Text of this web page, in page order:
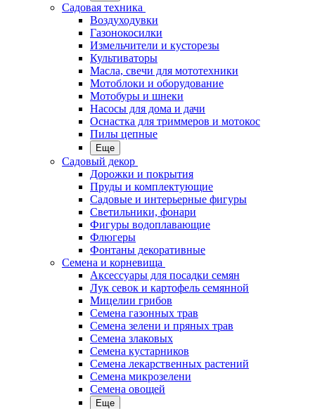
Садовая техника
Воздуходувки
Газонокосилки
Измельчители и кусторезы
Культиваторы
Масла, свечи для мототехники
Мотоблоки и оборудование
Мотобуры и шнеки
Насосы для дома и дачи
Оснастка для триммеров и мотокос
Пилы цепные
Еще
Садовый декор
Дорожки и покрытия
Пруды и комплектующие
Садовые и интерьерные фигуры
Светильники, фонари
Фигуры водоплавающие
Флюгеры
Фонтаны декоративные
Семена и корневища
Аксессуары для посадки семян
Лук севок и картофель семянной
Мицелии грибов
Семена газонных трав
Семена зелени и пряных трав
Семена злаковых
Семена кустарников
Семена лекарственных растений
Семена микрозелени
Семена овощей
Еще